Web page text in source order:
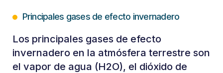
Principales gases de efecto invernadero
Los principales gases de efecto
invernadero en la atmósfera terrestre son
el vapor de agua (H2O), el dióxido de